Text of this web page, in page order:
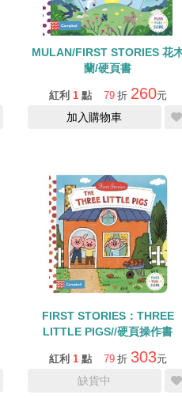
MULAN/FIRST STORIES 花
蘭/硬頁書
紅利 1 點 79 折 260元
加入購物車
FIRST STORIES：THREE
LITTLE PIGS//硬頁操作書
紅利 1 點 79 折 303元
缺貨中